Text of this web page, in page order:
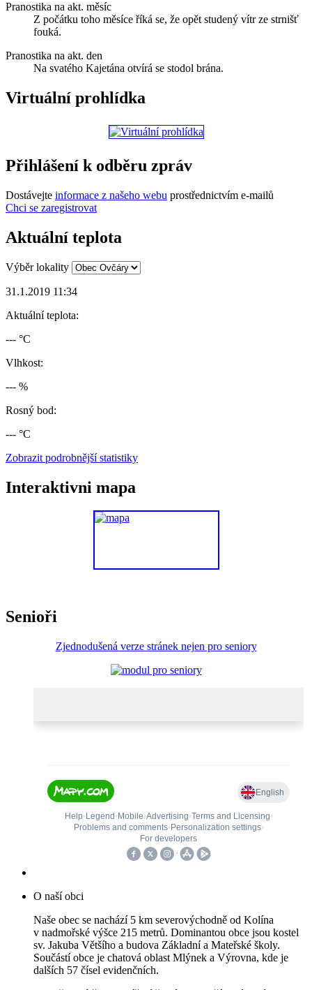
Pranostika na akt. měsíc
Z počátku toho měsíce říká se, že opět studený vítr ze strnišť
fouká.
Pranostika na akt. den
Na svatého Kajetána otvírá se stodol brána.
Virtuální prohlídka
Přihlášení k odběru zpráv
Dostávejte informace z našeho webu prostřednictvím e-mailů
Chci se zaregistrovat
Aktuální teplota
Výběr lokality
31.1.2019 11:34
Aktuální teplota:
--- °C
Vlhkost:
--- %
Rosný bod:
--- °C
Zobrazit podrobnější statistiky
Interaktivni mapa
Senioři
Zjednodušená verze stránek nejen pro seniory
O naší obci
Naše obec se nachází 5 km severovýchodně od Kolína
v nadmořské výšce 215 metrů. Dominantou obce jsou kostel
sv. Jakuba Většího a budova Základní a Mateřské školy.
Součástí obce je chatová oblast Mlýnek a Výrovna, kde je
dalších 57 čísel evidenčních.